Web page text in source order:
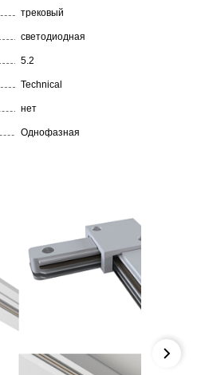
трековый
светодиодная
5.2
Technical
нет
Однофазная